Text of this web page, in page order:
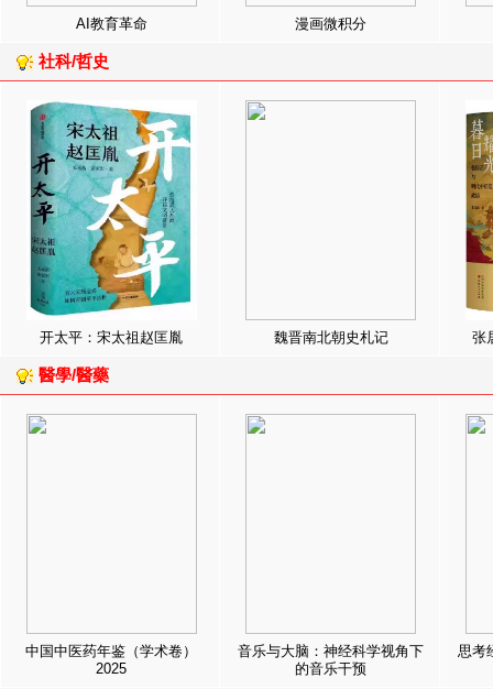
AI教育革命 漫画微积分
社科/哲史
开太平：宋太祖赵匡胤 魏晋南北朝史札记 张
醫學/醫藥
中国中医药年鉴（学术卷）
2025
音乐与大脑：神经科学视角下
的音乐干预
思考